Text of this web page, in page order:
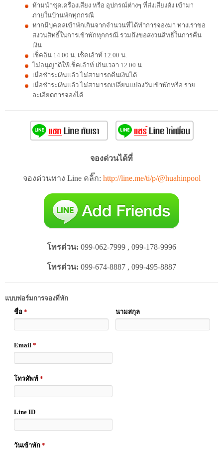
ห้ามนำชุดเครื่องเสียง หรือ อุปกรณ์ต่างๆ ที่ส่งเสียงดัง เข้ามา
ภายในบ้านพักทุกกรณี
หากมีบุคคลเข้าพักเกินจากจำนวนที่ได้ทำการจองมา ทางเราขอ
สงวนสิทธิ์ในการเข้าพักทุกกรณี รวมถึงขอสงวนสิทธิ์ในการคืน
เงิน
เช็คอิน 14.00 น. เช็คเอ้าท์ 12.00 น.
ไม่อนุญาติให้เช็คเอ้าท์ เกินเวลา 12.00 น.
เมื่อชำระเงินแล้ว ไม่สามารถคืนเงินได้
เมื่อชำระเงินแล้ว ไม่สามารถเปลี่ยนแปลงวันเข้าพักหรือ ราย
ละเอียดการจองได้
จองด่วนได้ที่
จองด่วนทาง Line คลิ๊ก: http://line.me/ti/p/@huahinpool
โทรด่วน: 099-062-7999 , 099-178-9996
โทรด่วน: 099-674-8887 , 099-495-8887
แบบฟอร์มการจองที่พัก
ชื่อ * นามสกุล
Email *
โทรศัพท์ *
Line ID
วันเข้าพัก *